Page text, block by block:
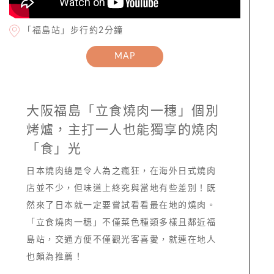
「福島站」步行約2分鐘
MAP
大阪福島「立食燒肉一穗」個別
烤爐，主打一人也能獨享的燒肉
「食」光
日本燒肉總是令人為之瘋狂，在海外日式燒肉
店並不少，但味道上終究與當地有些差別！既
然來了日本就一定要嘗試看看最在地的燒肉。
「立食燒肉一穗」不僅菜色種類多樣且鄰近福
島站，交通方便不僅觀光客喜愛，就連在地人
也頗為推薦！